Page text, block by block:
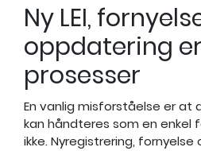
Ny LEI,
oppdatering
prosesser
En vanlig misforståelse er at
kan håndteres som en enkel
ikke. Nyregistrering,